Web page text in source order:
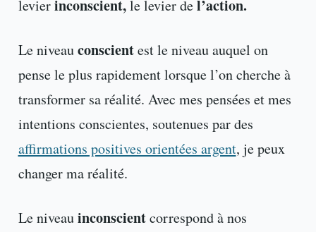
levierinconscient,le levier del’action.
Le niveauconscientest le niveau auquel on
pense le plus rapidement lorsque l’on cherche à
transformer sa réalité. Avec mes pensées et mes
intentions conscientes, soutenues par des
affirmations positives orientées argent, je peux
changer ma réalité.
Le niveauinconscientcorrespond à nos